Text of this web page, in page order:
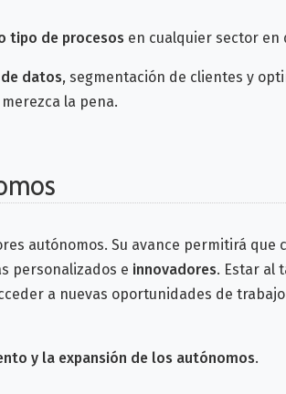
tipo de procesos en cualquier sector en
datos, segmentación de clientes y
la pena.
autónomos. Su avance permitirá que
personalizados e innovadores. Estar al
a nuevas oportunidades de
y la expansión de los autónomos.